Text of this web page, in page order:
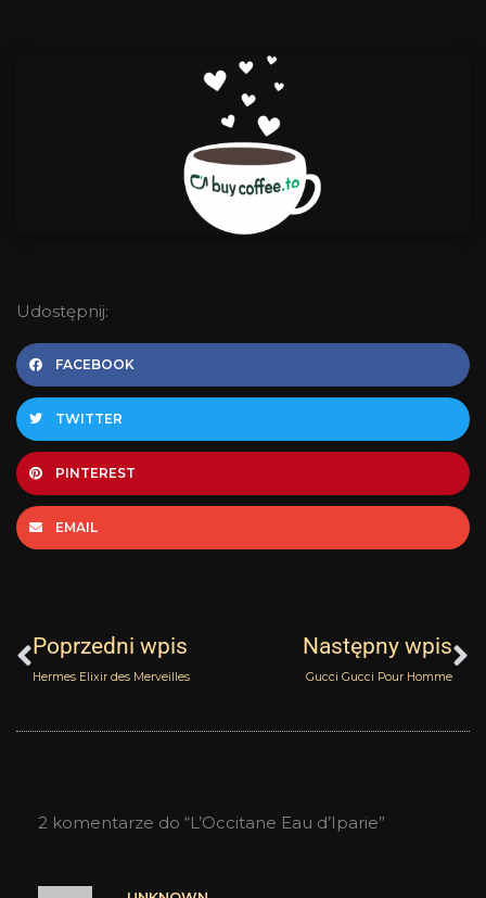
Udostępnij:
FACEBOOK
TWITTER
PINTEREST
EMAIL
Poprzedni wpis
Hermes Elixir des Merveilles
Następny wpis
Gucci Gucci Pour Homme
2 komentarze do “L’Occitane Eau d’Iparie”